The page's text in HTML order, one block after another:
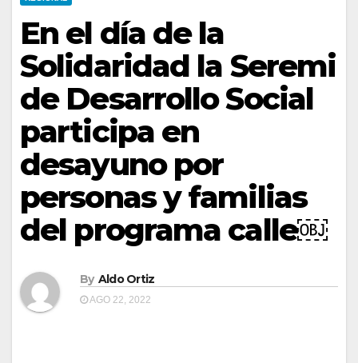
En el día de la
Solidaridad la Seremi
de Desarrollo Social
participa en
desayuno por
personas y familias
del programa calle￼
By Aldo Ortiz
AGO 22, 2022